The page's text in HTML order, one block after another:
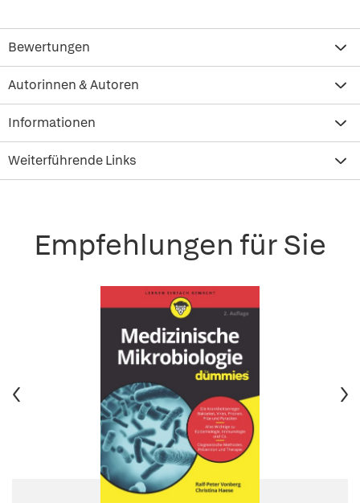
Bewertungen
Autorinnen & Autoren
Informationen
Weiterführende Links
Empfehlungen für Sie